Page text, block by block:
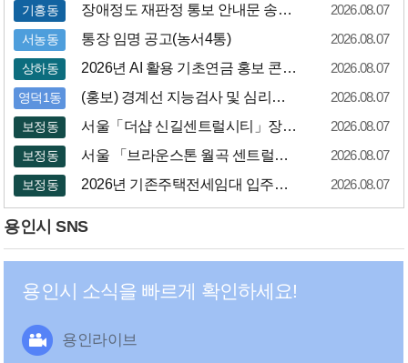
기흥동 장애정도 재판정 통보 안내문 송달 불가에... 2026.08.07
서농동 통장 임명 공고(농서4통) 2026.08.07
상하동 2026년 AI 활용 기초연금 홍보 콘텐... 2026.08.07
영덕1동 (홍보) 경계선 지능검사 및 심리상담 지... 2026.08.07
보정동 서울「더샵 신길센트럴시티」장애인 특별공급... 2026.08.07
보정동 서울 「브라운스톤 월곡 센트럴」 장애인 ... 2026.08.07
보정동 2026년 기존주택전세임대 입주자 상시공... 2026.08.07
용인시 SNS
용인시 소식을 빠르게 확인하세요!
용인라이브